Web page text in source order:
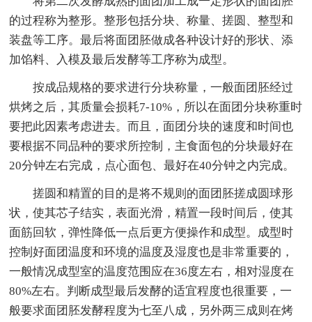
的过程称为整形。整形包括分块、称量、搓圆、整型和
装盘等工序。最后将面团胚做成各种设计好的形状、添
加馅料、入模及最后发酵等工序称为成型。
按成品规格的要求进行分块称量，一般面团胚经过
烘烤之后，其质量会损耗7-10%，所以在面团分块称重时
要把此因素考虑进去。而且，面团分块的速度和时间也
要根据不同品种的要求所控制，主食面包的分块最好在
20分钟左右完成，点心面包、最好在40分钟之内完成。
搓圆和精置的目的是将不规则的面团胚搓成圆球形
状，使其芯子结实，表面光滑，精置一段时间后，使其
面筋回软，弹性降低一点后更方便操作和成型。成型时
控制好面团温度和环境的温度及湿度也是非常重要的，
一般情况成型室的温度范围应在36度左右，相对湿度在
80%左右。判断成型最后发酵的适宜程度也很重要，一
般要求面团胚发酵程度为七至八成，另外两三成则在烤